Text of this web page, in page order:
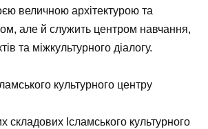
величною архітектурою та
але й служить центром навчання,
та міжкультурного діалогу.
культурного центру
складових Ісламського культурного